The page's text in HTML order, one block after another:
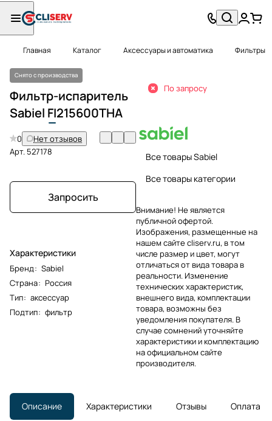
Главная Каталог Аксессуары и автоматика Фильтры
Снято с производства
Фильтр-испаритель
Sabiel FI215600THA
0
Нет отзывов
Арт. 527178
Запросить
Характеристики
Бренд: Sabiel
Страна: Россия
Тип: аксессуар
Подтип: фильтр
По запросу
Все товары Sabiel
Все товары категории
Внимание! Не является
публичной офертой.
Изображения, размещенные на
нашем сайте cliserv.ru, в том
числе размер и цвет, могут
отличаться от вида товара в
реальности. Изменение
технических характеристик,
внешнего вида, комплектации
товара, возможны без
уведомления покупателя. В
случае сомнений уточняйте
характеристики и комплектацию
на официальном сайте
производителя.
Описание Характеристики Отзывы Оплата